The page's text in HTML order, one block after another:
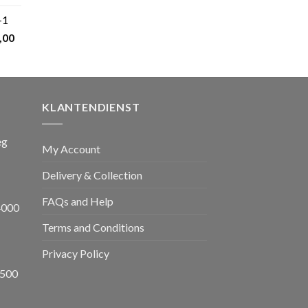
599,00.
Huidige
€ 1.650,00.
KLANTENDIENST
My Account
Delivery & Collection
FAQs and Help
Terms and Conditions
Privacy Policy